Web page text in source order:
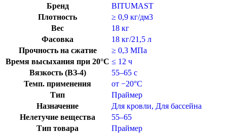
Бренд
BITUMAST
Плотность
≥ 0,9 кг/дм3
Вес
18 кг
Фасовка
18 кг/21,5 л
Прочность на сжатие
≥ 0,3 МПа
Время высыхания при 20°C ≤ 12 ч
Вязкость (ВЗ-4)
55–65 с
Темп. применения
от −20°C
Тип
Праймер
Назначение
Для кровли, Для бассейна
Нелетучие вещества
55–65
Тип товара
Праймер